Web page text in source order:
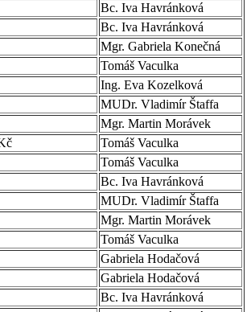
Bc. Iva Havránková
Bc. Iva Havránková
Mgr. Gabriela Konečná
Tomáš Vaculka
Ing. Eva Kozelková
MUDr. Vladimír Štaffa
Mgr. Martin Morávek
Tomáš Vaculka
Tomáš Vaculka
Bc. Iva Havránková
MUDr. Vladimír Štaffa
Mgr. Martin Morávek
Tomáš Vaculka
Gabriela Hodačová
Gabriela Hodačová
Bc. Iva Havránková